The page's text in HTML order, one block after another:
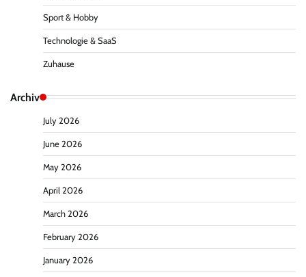
Sport & Hobby
Technologie & SaaS
Zuhause
Archiv
July 2026
June 2026
May 2026
April 2026
March 2026
February 2026
January 2026